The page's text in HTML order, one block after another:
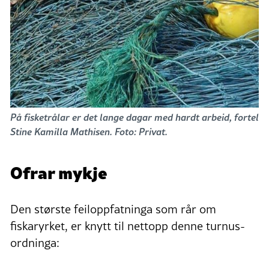
På fisketrålar er det lange dagar med hardt arbeid, fortel
Stine Kamilla Mathisen. Foto: Privat.
Ofrar mykje
Den største feiloppfatninga som rår om
fiskaryrket, er knytt til nettopp denne turnus-
ordninga: